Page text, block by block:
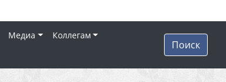
Медиа
Коллегам
Поиск